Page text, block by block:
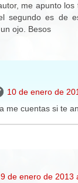
me apunto
segundo es de
ojo. Besos
10 de enero de
me cuentas si te
9 de enero de 2013